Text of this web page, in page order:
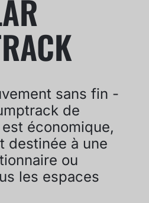
sans fin -
de
est économique,
destinée à une
ou
les espaces